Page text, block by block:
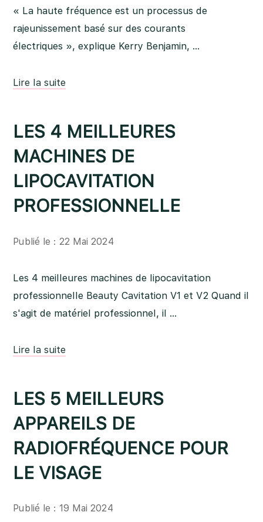
« La haute fréquence est un processus de
rajeunissement basé sur des courants
électriques », explique Kerry Benjamin, …
Lire la suite
LES 4 MEILLEURES
MACHINES DE
LIPOCAVITATION
PROFESSIONNELLE
Publié le : 22 Mai 2024
Les 4 meilleures machines de lipocavitation
professionnelle Beauty Cavitation V1 et V2 Quand il
s'agit de matériel professionnel, il …
Lire la suite
LES 5 MEILLEURS
APPAREILS DE
RADIOFRÉQUENCE POUR
LE VISAGE
Publié le : 19 Mai 2024